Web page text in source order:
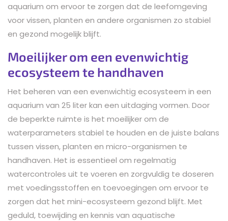
aquarium om ervoor te zorgen dat de leefomgeving
voor vissen, planten en andere organismen zo stabiel
en gezond mogelijk blijft.
Moeilijker om een evenwichtig
ecosysteem te handhaven
Het beheren van een evenwichtig ecosysteem in een
aquarium van 25 liter kan een uitdaging vormen. Door
de beperkte ruimte is het moeilijker om de
waterparameters stabiel te houden en de juiste balans
tussen vissen, planten en micro-organismen te
handhaven. Het is essentieel om regelmatig
watercontroles uit te voeren en zorgvuldig te doseren
met voedingsstoffen en toevoegingen om ervoor te
zorgen dat het mini-ecosysteem gezond blijft. Met
geduld, toewijding en kennis van aquatische